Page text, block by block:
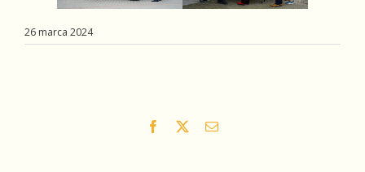
26 marca 2024
Facebook Email